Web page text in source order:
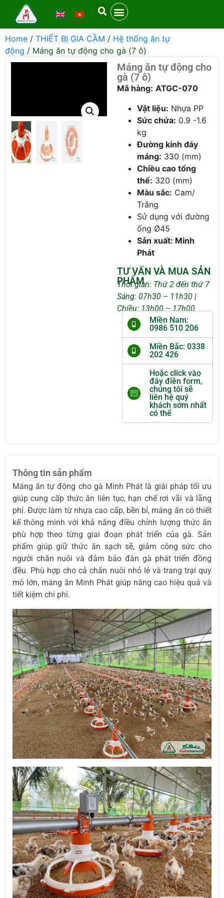
Home / THIẾT BỊ GIA CẦM / Hệ thống ăn tự
động / Máng ăn tự động cho gà (7 ô)
Máng ăn tự động cho
gà (7 ô)
Mã hàng: ATGC-070
Vật liệu: Nhựa PP
Sức chứa: 0.9 -1.6
kg
Đường kính đáy
máng: 330 (mm)
Chiều cao tổng
thể: 320 (mm)
Màu sắc: Cam/
Trắng
Sử dụng với đường
ống Ø45
Sản xuất: Minh
Phát
TƯ VẤN VÀ MUA SẢN
PHẨM
Thời gian: Thứ 2 đến thứ 7
Sáng: 07h30 – 11h30 |
Chiều: 13h00 – 17h00
Miền Nam:
0986 510 206
Miền Bắc: 0338
202 426
Hoặc click vào
đây điền form,
chúng tôi sẽ
liên hệ quý
khách sớm nhất
có thể
Thông tin sản phẩm
Máng ăn tự động cho gà Minh Phát là giải pháp tối ưu
giúp cung cấp thức ăn liên tục, hạn chế rơi vãi và lãng
phí. Được làm từ nhựa cao cấp, bền bỉ, máng ăn có thiết
kế thông minh với khả năng điều chỉnh lượng thức ăn
phù hợp theo từng giai đoạn phát triển của gà. Sản
phẩm giúp giữ thức ăn sạch sẽ, giảm công sức cho
người chăn nuôi và đảm bảo đàn gà phát triển đồng
đều. Phù hợp cho cả chăn nuôi nhỏ lẻ và trang trại quy
mô lớn, máng ăn Minh Phát giúp nâng cao hiệu quả và
tiết kiệm chi phí.